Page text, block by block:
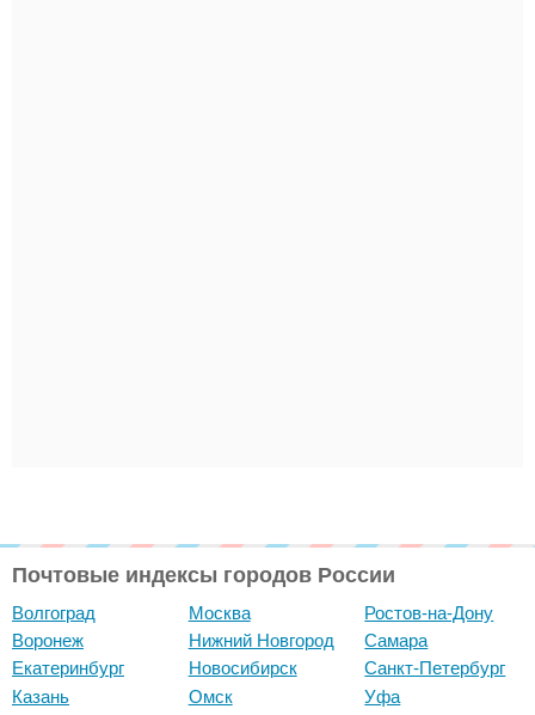
Почтовые индексы городов России
Волгоград
Воронеж
Екатеринбург
Казань
Москва
Нижний Новгород
Новосибирск
Омск
Ростов-на-Дону
Самара
Санкт-Петербург
Уфа